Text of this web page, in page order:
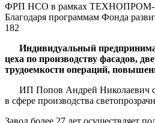
ФРП НСО в рамках ТЕХНОПРОМ-
Благодаря программам Фонда
182
Индивидуальный
цеха по производству фасадов,
трудоемкости операций,
ИП Попов Андрей Николаевич
в сфере производства
Завод более 27 лет осуществляет